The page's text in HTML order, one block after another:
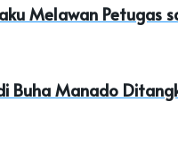
Melawan Petugas
Buha Manado